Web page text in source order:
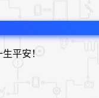
平安！